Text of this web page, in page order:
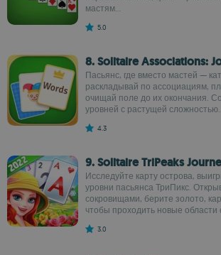
мастям...
5.0
8. Solitaire Associations:
Пасьянс, где вместо мастей —
раскладывай по ассоциациям,
очищай поле до их окончания.
уровней с растущей
4.3
9. Solitaire TriPeaks
Исследуйте карту острова,
уровни пасьянса ТриПикс.
сокровищами, берите золото,
чтобы проходить новые области
3.0